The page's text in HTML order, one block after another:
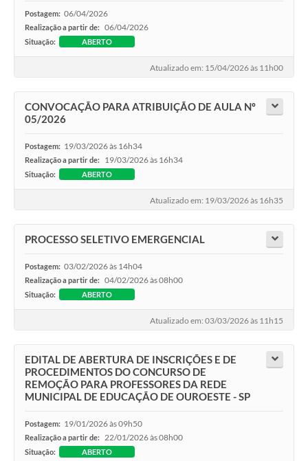
Postagem: 06/04/2026
Realização a partir de: 06/04/2026
Situação: ABERTO
Atualizado em: 15/04/2026 às 11h00
CONVOCAÇÃO PARA ATRIBUIÇÃO DE AULA Nº
05/2026
Postagem: 19/03/2026 às 16h34
Realização a partir de: 19/03/2026 às 16h34
Situação: ABERTO
Atualizado em: 19/03/2026 às 16h35
PROCESSO SELETIVO EMERGENCIAL
Postagem: 03/02/2026 às 14h04
Realização a partir de: 04/02/2026 às 08h00
Situação: ABERTO
Atualizado em: 03/03/2026 às 11h15
EDITAL DE ABERTURA DE INSCRIÇÕES E DE
PROCEDIMENTOS DO CONCURSO DE
REMOÇÃO PARA PROFESSORES DA REDE
MUNICIPAL DE EDUCAÇÃO DE OUROESTE - SP
Postagem: 19/01/2026 às 09h50
Realização a partir de: 22/01/2026 às 08h00
Situação: ABERTO